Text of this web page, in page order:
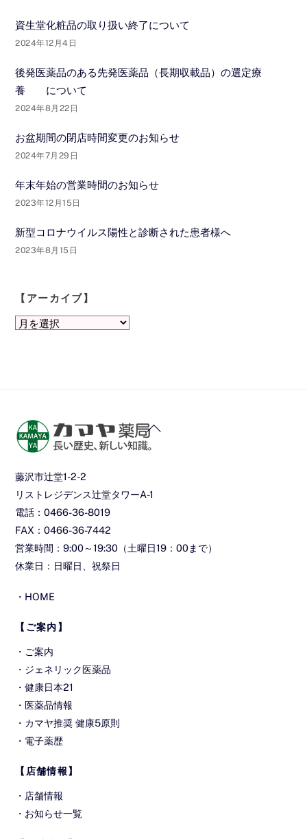
資生堂化粧品の取り扱い終了について
2024年12月4日
後発医薬品のある先発医薬品（長期収載品）の選定療
養 について
2024年8月22日
お盆期間の閉店時間変更のお知らせ
2024年7月29日
年末年始の営業時間のお知らせ
2023年12月15日
新型コロナウイルス陽性と診断された患者様へ
2023年8月15日
【アーカイブ】
【ア
Back
藤沢市辻堂1-2-2
リストレジデンス辻堂タワーA-1
電話：0466-36-8019
FAX：0466-36-7442
営業時間：9:00～19:30（土曜日19：00まで）
休業日：日曜日、祝祭日
・ HOME
【ご案内】
・ ご案内
・ ジェネリック医薬品
・健康日本21
・医薬品情報
・ カマヤ推奨 健康5原則
・ 電子薬歴
【店舗情報】
・ 店舗情報
・ お知らせ一覧